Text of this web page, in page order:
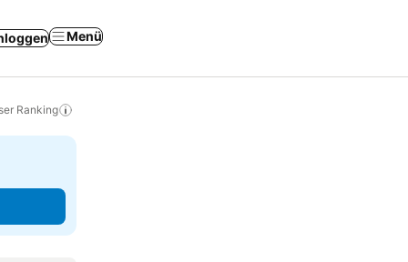
Menü
Ranking